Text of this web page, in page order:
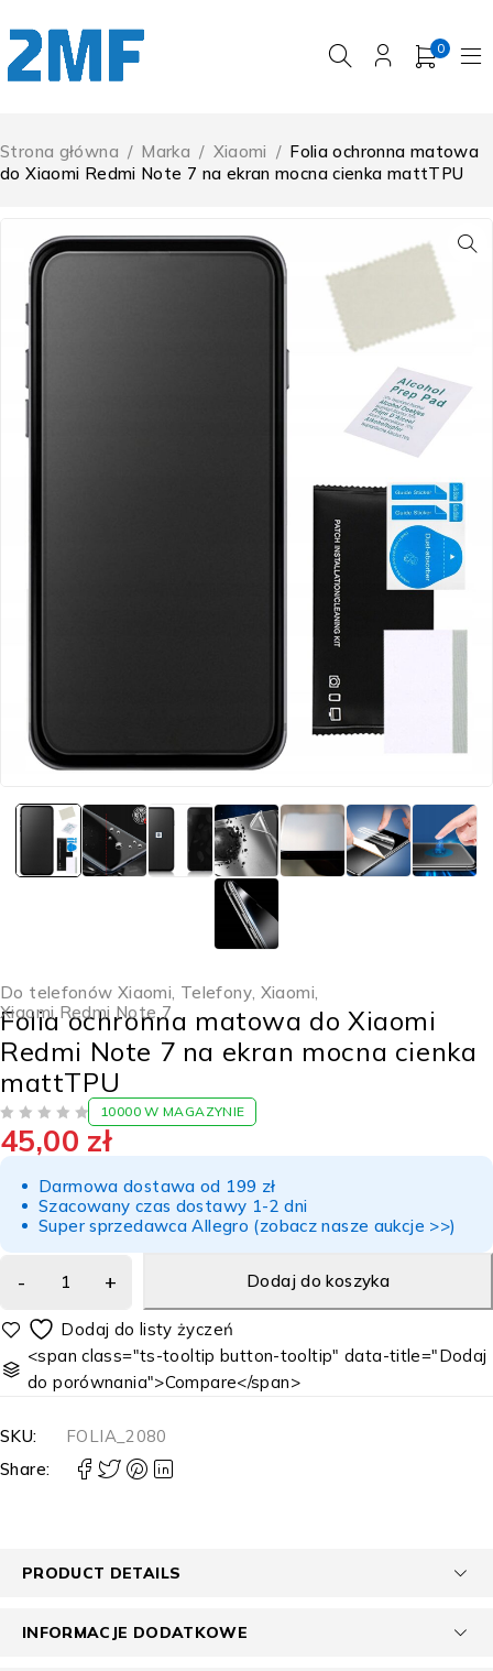
0
Strona główna / Marka / Xiaomi / Folia ochronna matowa
do Xiaomi Redmi Note 7 na ekran mocna cienka mattTPU
Do telefonów Xiaomi, Telefony, Xiaomi,
Xiaomi Redmi Note 7
Folia ochronna matowa do Xiaomi
Redmi Note 7 na ekran mocna cienka
mattTPU
10000 W MAGAZYNIE
45,00 zł
Darmowa dostawa od 199 zł
Szacowany czas dostawy 1-2 dni
Super sprzedawca Allegro (zobacz nasze aukcje >>)
Dodaj do koszyka
<span class="ts-tooltip button-tooltip" data-title="Dodaj
do porównania">Compare</span>
SKU:
FOLIA_2080
Share:
PRODUCT DETAILS
INFORMACJE DODATKOWE